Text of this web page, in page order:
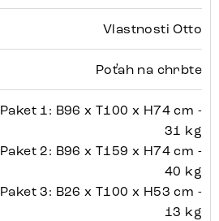
Vlastnosti Otto
Poťah na chrbte
Paket 1: B96 x T100 x H74 cm -
31 kg
Paket 2: B96 x T159 x H74 cm -
40 kg
Paket 3: B26 x T100 x H53 cm -
13 kg